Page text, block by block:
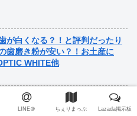
が白くなる？！と評判だったり
歯磨き粉が安い？！お土産に
WHITE他
でBanh Mi朝食ならここに行
推奨！ ~ ！Umm Banh Mi &
LINE＠ ちぇりまっぷ Lazada掲示板